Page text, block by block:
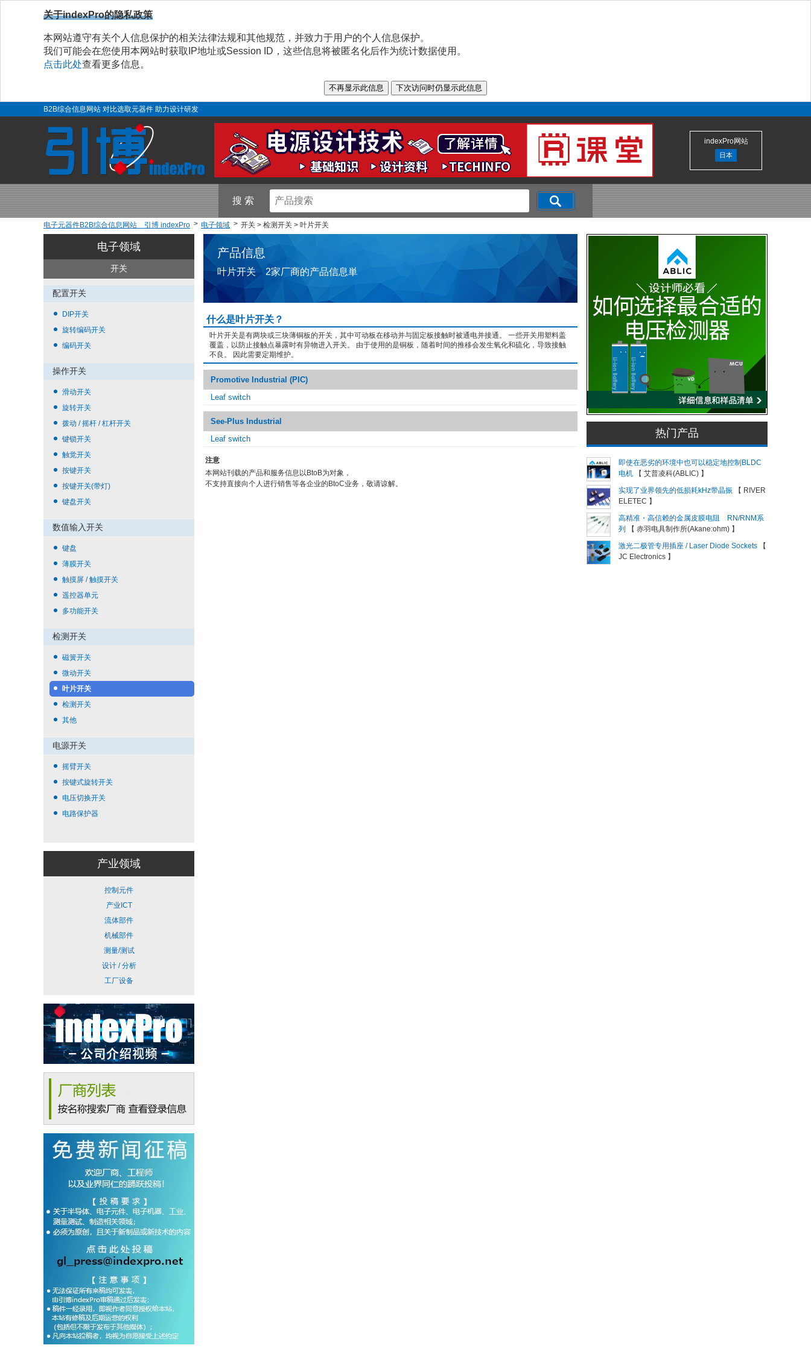
关于indexPro的隐私政策
本网站遵守有关个人信息保护的相关法律法规和其他规范，并致力于用户的个人信息保护。
我们可能会在您使用本网站时获取IP地址或Session ID，这些信息将被匿名化后作为统计数据使用。
点击此处查看更多信息。
B2B综合信息网站 对比选取元器件 助力设计研发
indexPro网站
日本
搜 索
电子元器件B2B综合信息网站 引博 indexPro 电子领域 开关 > 检测开关 > 叶片开关
电子领域
开关
配置开关
DIP开关
旋转编码开关
编码开关
操作开关
滑动开关
旋转开关
拨动 / 摇杆 / 杠杆开关
键锁开关
触觉开关
按键开关
按键开关(带灯)
键盘开关
数值输入开关
键盘
薄膜开关
触摸屏 / 触摸开关
遥控器单元
多功能开关
检测开关
磁簧开关
微动开关
叶片开关
检测开关
其他
电源开关
摇臂开关
按键式旋转开关
电压切换开关
电路保护器
产业领域
控制元件
产业ICT
流体部件
机械部件
测量/测试
设计 / 分析
工厂设备
产品信息
叶片开关 2家厂商的产品信息単
什么是叶片开关？
叶片开关是有两块或三块薄铜板的开关，其中可动板在移动并与固定板接触时被通电并接通。 一些开关用塑料盖
覆盖，以防止接触点暴露时有异物进入开关。 由于使用的是铜板，随着时间的推移会发生氧化和硫化，导致接触
不良。 因此需要定期维护。
Promotive Industrial (PIC)
Leaf switch
See-Plus Industrial
Leaf switch
注意
本网站刊载的产品和服务信息以BtoB为对象，
不支持直接向个人进行销售等各企业的BtoC业务，敬请谅解。
热门产品
即使在恶劣的环境中也可以稳定地控制BLDC
电机
【 艾普凌科(ABLIC) 】
实现了业界领先的低损耗kHz带晶振
【 RIVER
ELETEC 】
高精准・高信赖的金属皮膜电阻 RN/RNM系
列
【 赤羽电具制作所(Akane:ohm) 】
激光二极管专用插座 / Laser Diode Sockets
【
JC Electronics 】